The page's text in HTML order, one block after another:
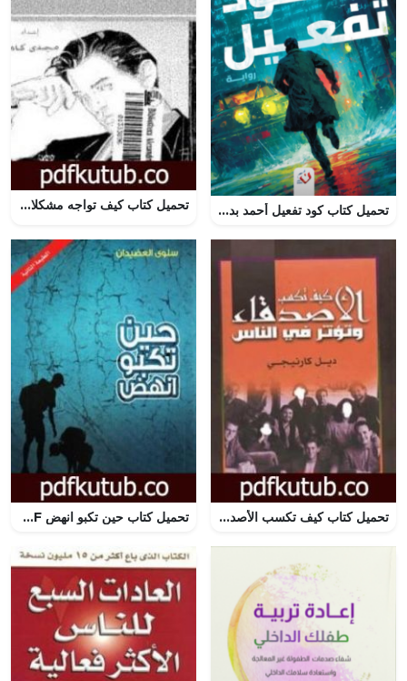
تحميل كتاب كود تفعيل أحمد بدران PDF مجانا برابط مباشر تحميل كتاب كيف تواجه مشكلاتك؟ PDF تأليف مجدي كامل مجانا [كامل]
تحميل كتاب كيف تكسب الأصدقاء وتؤثر في الناس PDF تأليف ديل كارنيجي مجانا [كامل] تحميل كتاب حين تكبو انهض PDF تأليف سلوى العضيدان مجانا [كامل]